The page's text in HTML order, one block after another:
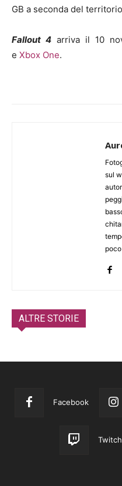
GB a seconda del
Fallout 4 arriva il 10
e Xbox One.
sul
ALTRE STORIE
Facebook
Twitch